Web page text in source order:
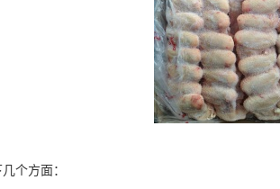
个方面：